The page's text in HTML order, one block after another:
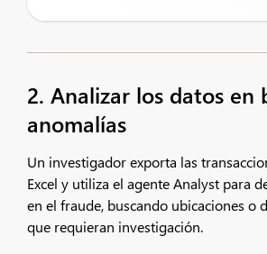
2. Analizar los datos en
anomalías
Un investigador exporta las
Excel y utiliza el agente Analyst para
en el fraude, buscando ubicaciones o
que requieran investigación.